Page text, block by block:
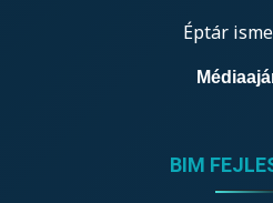
Éptár
BIM